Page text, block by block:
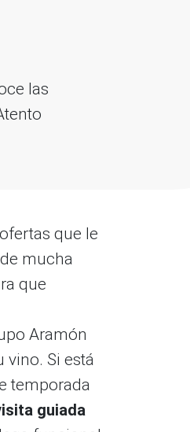
las
que le
mucha
que
Aramón
vino. Si está
temporada
guiada